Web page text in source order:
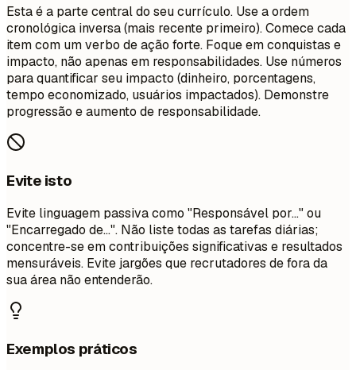
Esta é a parte central do seu currículo. Use a ordem
cronológica inversa (mais recente primeiro). Comece cada
item com um verbo de ação forte. Foque em conquistas e
impacto, não apenas em responsabilidades. Use números
para quantificar seu impacto (dinheiro, porcentagens,
tempo economizado, usuários impactados). Demonstre
progressão e aumento de responsabilidade.
Evite isto
Evite linguagem passiva como "Responsável por..." ou
"Encarregado de...". Não liste todas as tarefas diárias;
concentre-se em contribuições significativas e resultados
mensuráveis. Evite jargões que recrutadores de fora da
sua área não entenderão.
Exemplos práticos